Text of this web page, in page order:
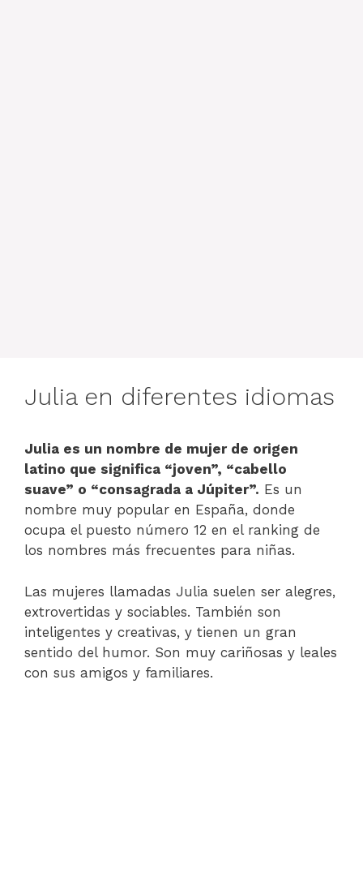
Julia en diferentes idiomas
Julia es un nombre de mujer de origen
latino que significa “joven”, “cabello
suave” o “consagrada a Júpiter”. Es un
nombre muy popular en España, donde
ocupa el puesto número 12 en el ranking de
los nombres más frecuentes para niñas.
Las mujeres llamadas Julia suelen ser alegres,
extrovertidas y sociables. También son
inteligentes y creativas, y tienen un gran
sentido del humor. Son muy cariñosas y leales
con sus amigos y familiares.